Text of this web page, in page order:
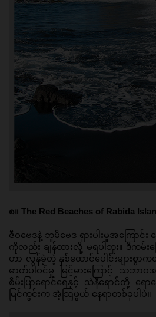
၈။ The Red Beaches of Rabida
ဇီဝဗေဒနဲ့ ဘူမိဗေဒ ရှားပါးမှုအကြောင်း ပ
ကိုလည်း ချန်ထားလို့ မရပါဘူး။ ဒီကမ်းခ
ဟာ လွန်ခဲ့တဲ့ နှစ်ထောင်ပေါင်းများစွ
ဓာတ်ပါဝင်မှု မြင့်မားကြောင့် သဘာ
စိမ်းပြာရောင်ရေနှင့် သဲနီရောင်တို့ ရော
မြင်ကွင်းက အံ့သြဖွယ် နေရာတစ်ခုပါပဲ။